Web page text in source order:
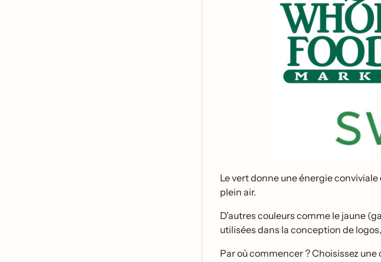
Le vert donne une énergie
plein air.
D'autres couleurs comme le jaune
utilisées dans la conception de
Par où commencer ? Choisissez